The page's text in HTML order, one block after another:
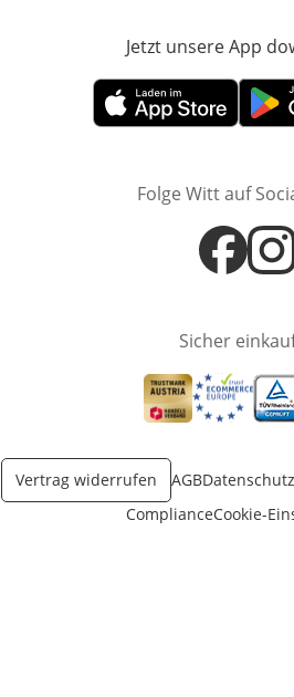
Jetzt unsere App
Öffnet in neuem Öffnet
Folge Witt auf
Öffnet in
Sicher
Öffnet in neuem
Öffnet in
Vertrag widerrufen AGBDatenschutz
ComplianceCookie-